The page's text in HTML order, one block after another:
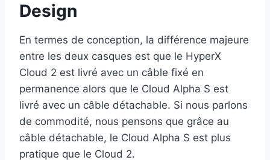
Design
En termes de conception, la différence majeure
entre les deux casques est que le HyperX
Cloud 2 est livré avec un câble fixé en
permanence alors que le Cloud Alpha S est
livré avec un câble détachable. Si nous parlons
de commodité, nous pensons que grâce au
câble détachable, le Cloud Alpha S est plus
pratique que le Cloud 2.